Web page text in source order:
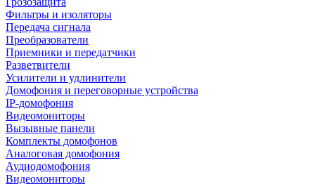
Фильтры и изоляторы
Передача сигнала
Преобразователи
Приемники и передатчики
Разветвители
Усилители и удлинители
Домофония и переговорные устройства
IP-домофония
Видеомониторы
Вызывные панели
Комплекты домофонов
Аналоговая домофония
Аудиодомофония
Видеомониторы